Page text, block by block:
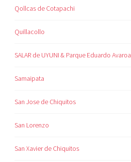
Qollcas de Cotapachi
Quillacollo
SALAR de UYUNI & Parque Eduardo Avaroa
Samaipata
San Jose de Chiquitos
San Lorenzo
San Xavier de Chiquitos